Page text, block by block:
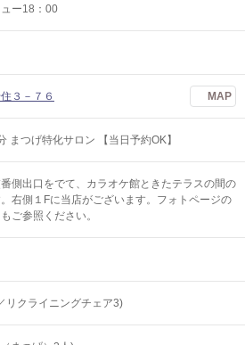
ー18：00
３－７６ MAP
まつげ特化サロン 【当日予約OK】
側出口をでて、カラオケ館ときたテラスの間の
右側１Fに当店がございます。フォトページの
ご参照ください。
リクライニングチェア3)